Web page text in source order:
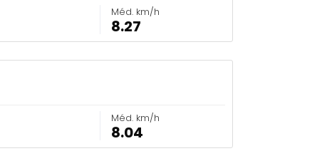
Méd. km/h
8.27
Méd. km/h
8.04